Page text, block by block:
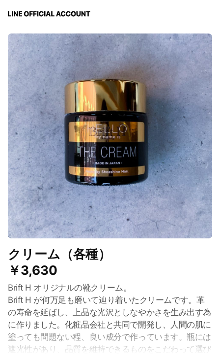
クリーム（各種）
￥3,630
Brift H オリジナルの靴クリーム。
Brift H が何万足も磨いて辿り着いたクリームです。革
の寿命を延ばし、上品な光沢としなやかさを生み出す為
に作りました。化粧品会社と共同で開発し、人間の肌に
塗っても問題ない程、良い成分で作っています。瓶には
遮光性があり、品質を維持できるものをこだわって選び